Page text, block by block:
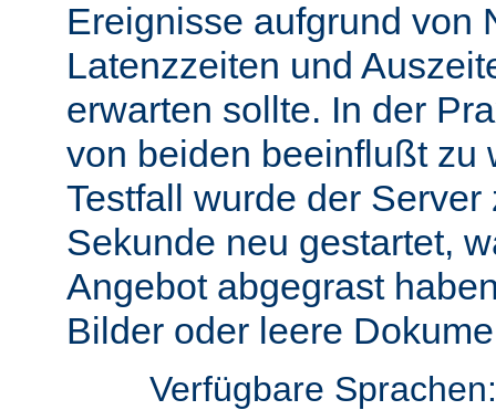
Ereignisse aufgrund von
Latenzzeiten und
erwarten sollte. In der
von beiden beeinflußt zu
Testfall wurde der
Sekunde neu gestartet,
Angebot abgegrast
Bilder oder leere
Verfügbare